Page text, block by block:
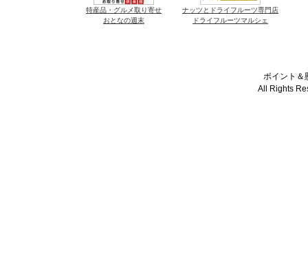
特産品・グルメ取り寄せ
おとなの週末
ナッツとドライフルーツ専門店
ドライフルーツマルシェ
ポイント＆
All Rights